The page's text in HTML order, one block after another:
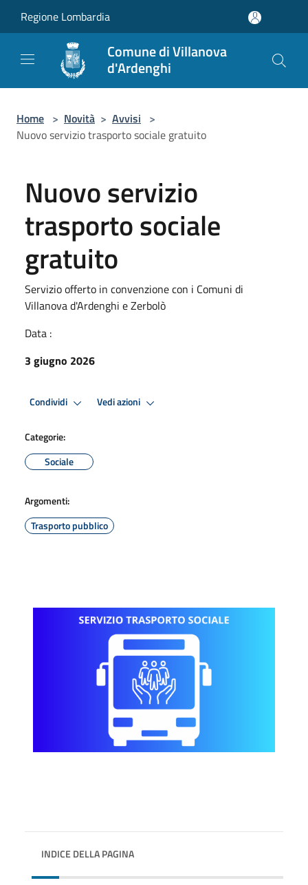
Regione Lombardia
Comune di Villanova
d'Ardenghi
Home > Novità > Avvisi >
Nuovo servizio trasporto sociale gratuito
Nuovo servizio
trasporto sociale
gratuito
Servizio offerto in convenzione con i Comuni di
Villanova d'Ardenghi e Zerbolò
Data :
3 giugno 2026
Condividi Vedi azioni
Categorie:
Sociale
Argomenti:
Trasporto pubblico
INDICE DELLA PAGINA